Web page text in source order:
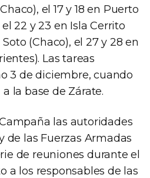
el 17 y 18 en Puerto
22 y 23 en Isla Cerrito
(Chaco), el 27 y 28 en
Las tareas
3 de diciembre, cuando
la base de Zárate.
las autoridades
de las Fuerzas Armadas
de reuniones durante el
a los responsables de las